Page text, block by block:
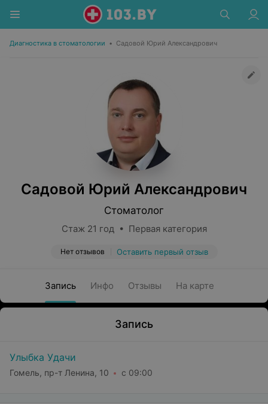
Диагностика в стоматологии • Садовой Юрий Александрович
Садовой Юрий Александрович
Стоматолог
Стаж 21 год • Первая категория
Нет отзывов Оставить первый отзыв
Запись Инфо Отзывы На карте
Запись
Улыбка Удачи
Гомель, пр-т Ленина, 10 с 09:00